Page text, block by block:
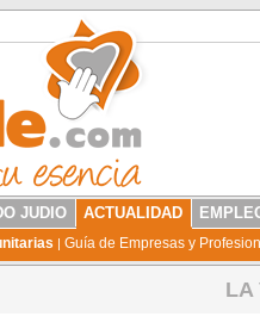
JUDIO ACTUALIDAD
| Guía de Empresas y
LA